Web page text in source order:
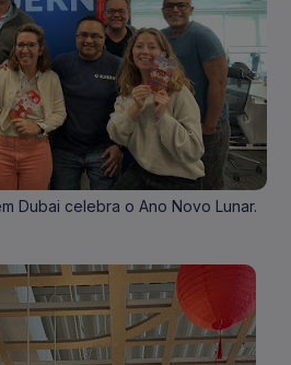
Dubai celebra o Ano Novo Lunar.